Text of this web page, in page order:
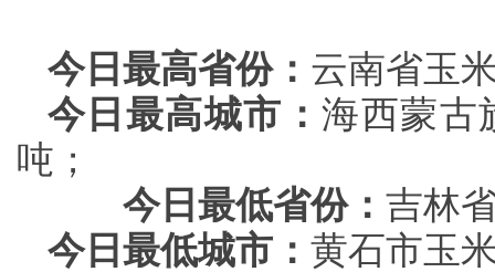
今日最高省份： 云南省玉
今日最高城市：海西蒙古
吨；
今日最低省份： 吉林
今日最低城市： 黄石市玉